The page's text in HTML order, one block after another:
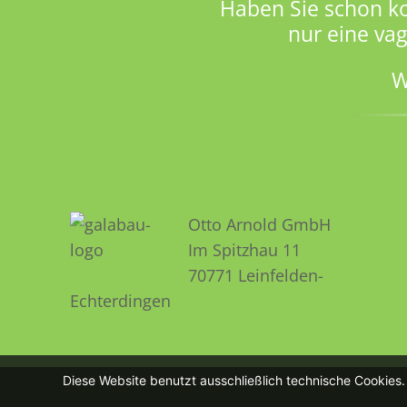
Haben Sie schon
nur eine
Otto Arnold GmbH
Im Spitzhau 11
70771 Leinfelden­­
Echterdingen
Diese Website benutzt ausschließlich technische